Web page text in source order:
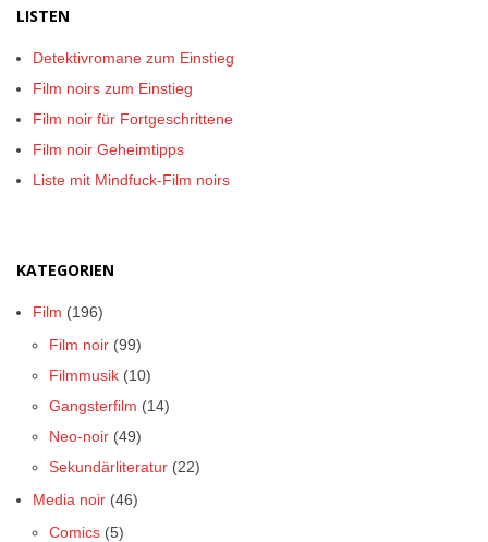
LISTEN
Detektivromane zum Einstieg
Film noirs zum Einstieg
Film noir für Fortgeschrittene
Film noir Geheimtipps
Liste mit Mindfuck-Film noirs
KATEGORIEN
Film (196)
Film noir (99)
Filmmusik (10)
Gangsterfilm (14)
Neo-noir (49)
Sekundärliteratur (22)
Media noir (46)
Comics (5)